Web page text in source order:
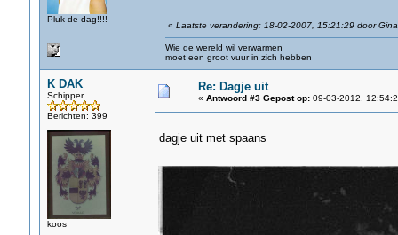
Pluk de dag!!!!
« Laatste verandering: 18-02-2007, 15:21:29 door Gina
Wie de wereld wil verwarmen
moet een groot vuur in zich hebben
K DAK
Schipper
Berichten: 399
koos
Re: Dagje uit
« Antwoord #3 Gepost op:09-03-2012,
dagje uit met spaans